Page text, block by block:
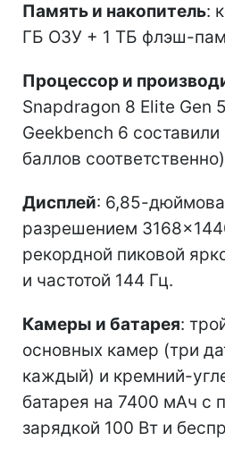
Память и накопитель:
ГБ ОЗУ + 1 ТБ флэш-
Процессор и
Snapdragon 8 Elite Gen
Geekbench 6
баллов
Дисплей: 6,85-
разрешением
рекордной пиковой
и частотой 144 Гц.
Камеры и батарея:
основных камер (три
каждый) и кремний-
батарея на 7400 мАч с
зарядкой 100 Вт и